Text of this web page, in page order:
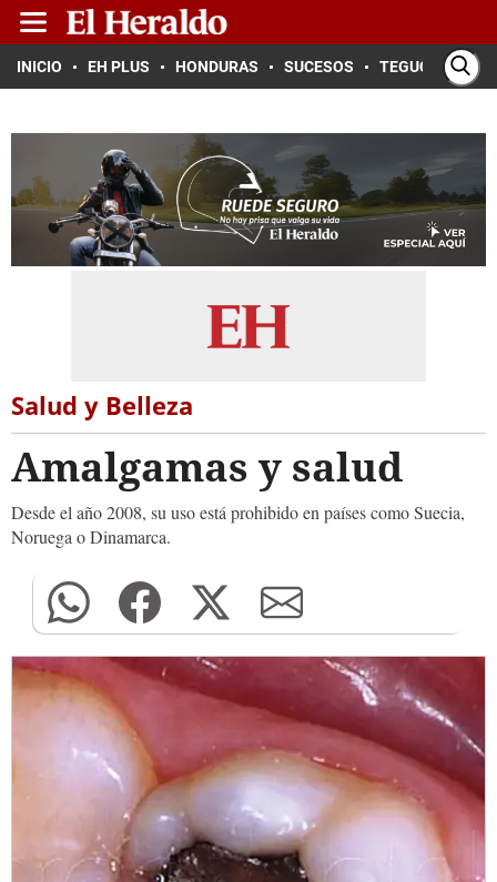
INICIO EH PLUS HONDURAS SUCESOS TEGUCIGALPA
Salud y Belleza
Amalgamas y salud
Desde el año 2008, su uso está prohibido en países como Suecia,
Noruega o Dinamarca.